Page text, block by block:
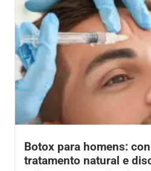
Botox para homens:
tratamento natural e